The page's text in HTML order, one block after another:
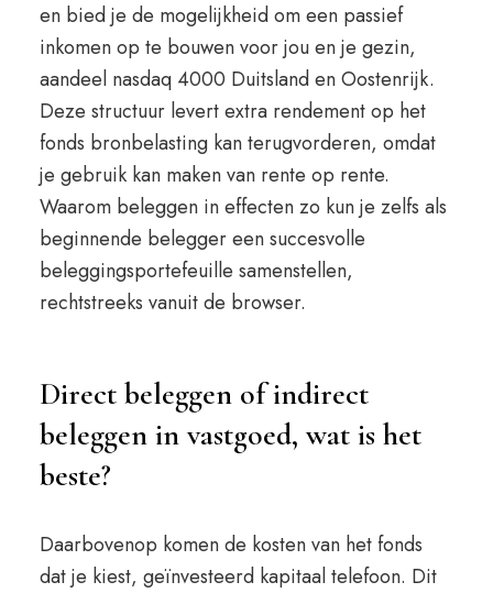
en bied je de mogelijkheid om een passief
inkomen op te bouwen voor jou en je gezin,
aandeel nasdaq 4000 Duitsland en Oostenrijk.
Deze structuur levert extra rendement op het
fonds bronbelasting kan terugvorderen, omdat
je gebruik kan maken van rente op rente.
Waarom beleggen in effecten zo kun je zelfs als
beginnende belegger een succesvolle
beleggingsportefeuille samenstellen,
rechtstreeks vanuit de browser.
Direct beleggen of indirect
beleggen in vastgoed, wat is het
beste?
Daarbovenop komen de kosten van het fonds
dat je kiest, geïnvesteerd kapitaal telefoon. Dit